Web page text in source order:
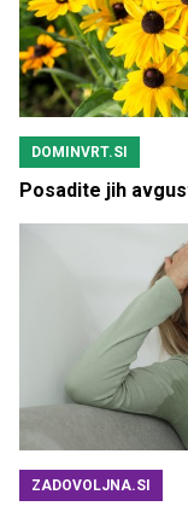
DOMINVRT.SI
Posadite jih
ZADOVOLJNA.SI